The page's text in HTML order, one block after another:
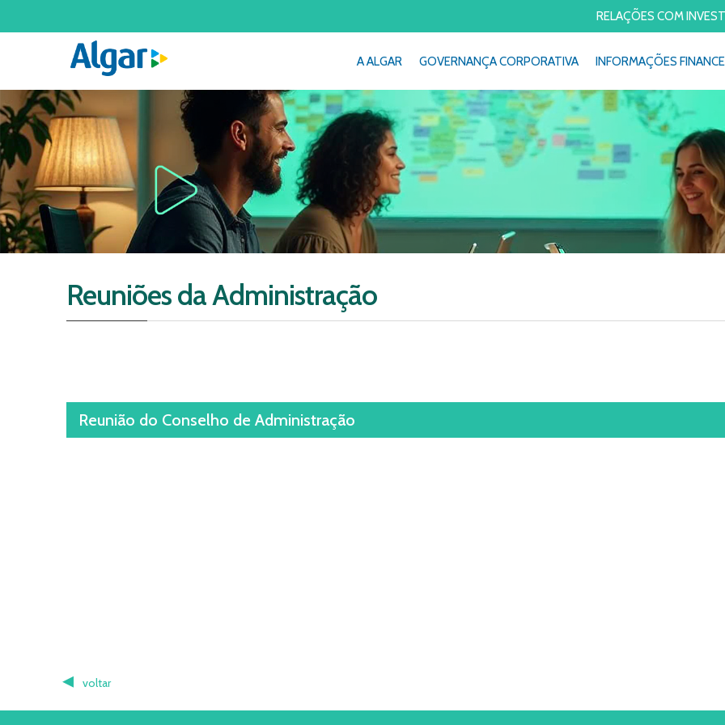
RELAÇÕES COM
A ALGAR GOVERNANÇA CORPORATIVA INFORMAÇÕES
Reuniões da Administração
Reunião do Conselho de Administração
voltar